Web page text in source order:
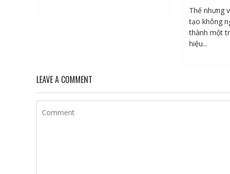
Thế nhưng
tạo không
thành một
hiệu...
LEAVE A COMMENT